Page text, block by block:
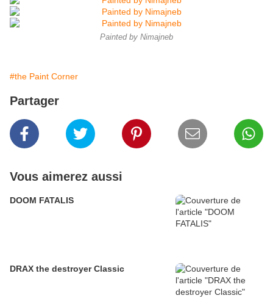
Painted by Nimajneb
#the Paint Corner
Partager
Vous aimerez aussi
DOOM FATALIS
DRAX the destroyer Classic